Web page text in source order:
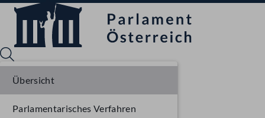
Übersicht
Parlamentarisches Verfahren